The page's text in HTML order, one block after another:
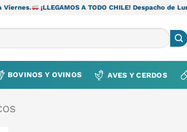
A TODO CHILE! Despacho de Lunes a
BOVINOS Y OVINOS AVES Y CERDOS